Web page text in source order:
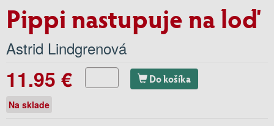
Pippi nastupuje na loď
Astrid Lindgrenová
11.95 € Do košíka
Na sklade